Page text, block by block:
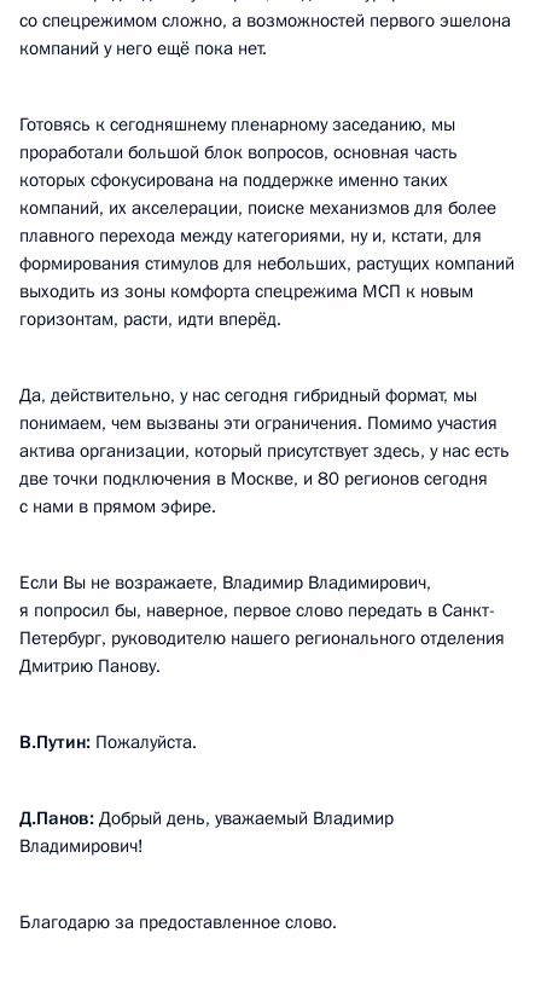
со спецрежимом сложно, а возможностей первого эшелона
компаний у него ещё пока нет.
Готовясь к сегодняшнему пленарному заседанию, мы
проработали большой блок вопросов, основная часть
которых сфокусирована на поддержке именно таких
компаний, их акселерации, поиске механизмов для более
плавного перехода между категориями, ну и, кстати, для
формирования стимулов для небольших, растущих компаний
выходить из зоны комфорта спецрежима МСП к новым
горизонтам, расти, идти вперёд.
Да, действительно, у нас сегодня гибридный формат, мы
понимаем, чем вызваны эти ограничения. Помимо участия
актива организации, который присутствует здесь, у нас есть
две точки подключения в Москве, и 80 регионов сегодня
с нами в прямом эфире.
Если Вы не возражаете, Владимир Владимирович,
я попросил бы, наверное, первое слово передать в Санкт-
Петербург, руководителю нашего регионального отделения
Дмитрию Панову.
В.Путин: Пожалуйста.
Д.Панов: Добрый день, уважаемый Владимир
Владимирович!
Благодарю за предоставленное слово.